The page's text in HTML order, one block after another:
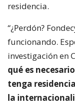
residencia.
“¿Perdón?
funcionando.
investigación en
qué es
tenga
la